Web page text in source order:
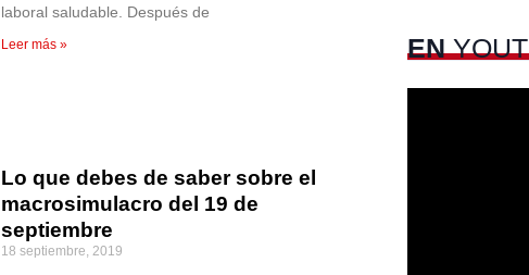
laboral saludable. Después de
Leer más »
Lo que debes de saber sobre el
macrosimulacro del 19 de
septiembre
18 septiembre, 2019
EN